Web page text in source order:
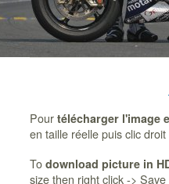
Pour télécharger l'image
en taille réelle puis clic
To download picture in
size then right click ->